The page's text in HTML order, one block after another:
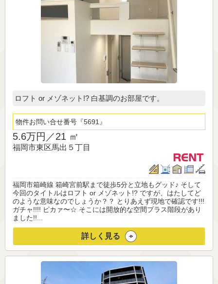
ロフト or メゾネット!? 白基調のお部屋です。
物件お問い合せ番号 5691
5.6万円／21 ㎡
福岡市東区馬出５丁目
福岡市箱崎線 箱崎宮前駅まで徒歩5分と立地もグッド♪ そして
今回のタイトルはロフト or メゾネット!? ですが、はたしてど
のような意味なのでしょうか？？ とりあえず現地で確認です!!!
ガチャ!!!! ピカァ〜☆ そこには開放的な空間プラス階段があり
ました!!...
詳しく見る